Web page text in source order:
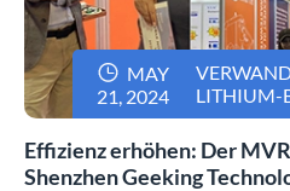
 MAY
21, 2024
LITHIUM-
Effizienz erhöhen: Der
Shenzhen Geeking